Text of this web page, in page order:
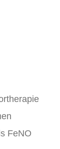
FeNO